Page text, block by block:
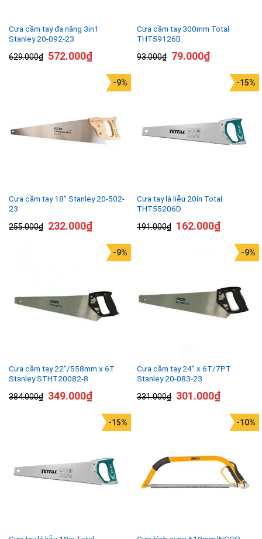
Cưa cầm tay đa năng 3in1
Stanley 20-092-23
629.000₫ 572.000₫
Cưa cầm tay 300mm Total
THT59126B
93.000₫ 79.000₫
Cưa cầm tay 18″ Stanley 20-502-
23
255.000₫
-9%
232.000₫
Cưa tay lá liễu 20in Total
THT55206D
191.000₫
-15%
162.000₫
Cưa cầm tay 22″/558mm x 6T
Stanley STHT20082-8
384.000₫
-9%
349.000₫
Cưa cầm tay 24″ x 6T/7PT
Stanley 20-083-23
331.000₫
-9%
301.000₫
-15% -10%